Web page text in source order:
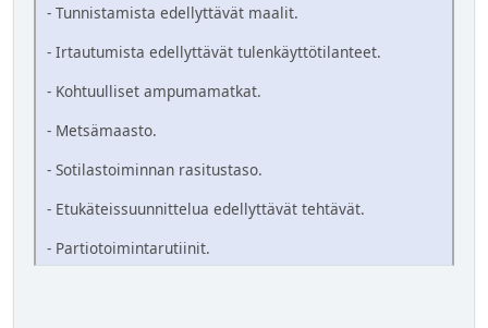
- Tunnistamista edellyttävät maalit.
- Irtautumista edellyttävät tulenkäyttötilanteet.
- Kohtuulliset ampumamatkat.
- Metsämaasto.
- Sotilastoiminnan rasitustaso.
- Etukäteissuunnittelua edellyttävät tehtävät.
- Partiotoimintarutiinit.